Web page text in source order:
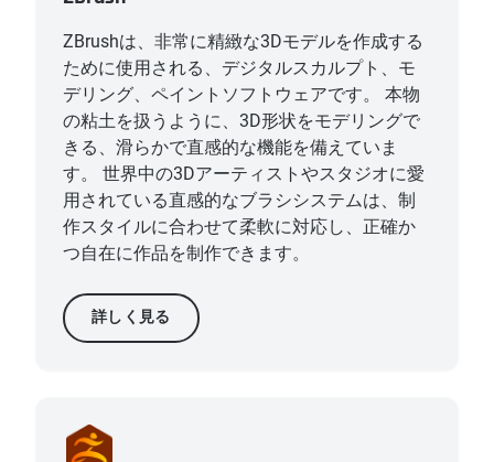
ZBrushは、非常に精緻な3Dモデルを作成する
ために使用される、デジタルスカルプト、モ
デリング、ペイントソフトウェアです。 本物
の粘土を扱うように、3D形状をモデリングで
きる、滑らかで直感的な機能を備えていま
す。 世界中の3Dアーティストやスタジオに愛
用されている直感的なブラシシステムは、制
作スタイルに合わせて柔軟に対応し、正確か
つ自在に作品を制作できます。
詳しく見る